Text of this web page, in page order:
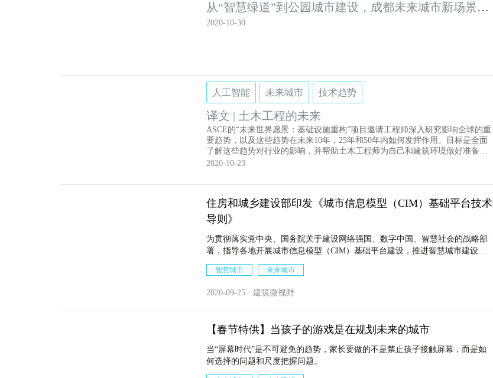
从“智慧绿道”到公园城市建设，成都未来城市新场景这
样“玩”
2020-10-30
人工智能 未来城市 技术趋势
译文 | 土木工程的未来
ASCE的“未来世界愿景：基础设施重构”项目邀请工程师深入研究影响全球的重
要趋势，以及这些趋势在未来10年，25年和50年内如何发挥作用。目标是全面
了解这些趋势对行业的影响，并帮助土木工程师为自己和建筑环境做好准备，
迎接未来的挑战。 ——Laurie A.Shuster
2020-10-23
住房和城乡建设部印发《城市信息模型（CIM）基础平台技术
导则》
为贯彻落实党中央、国务院关于建设网络强国、数字中国、智慧社会的战略部
署，指导各地开展城市信息模型（CIM）基础平台建设，推进智慧城市建设，
住房和城乡建设部总结试点工作经验做法，制定了《城市信息模型（CIM）基
础平台技术导则》，并于近日印发。
智慧城市 未来城市
2020-09-25 · 建筑微视野
【春节特供】当孩子的游戏是在规划未来的城市
当“屏幕时代”是不可避免的趋势，家长要做的不是禁止孩子接触屏幕，而是如
何选择的问题和尺度把握问题。